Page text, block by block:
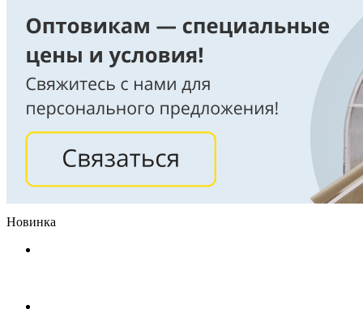
Новинка